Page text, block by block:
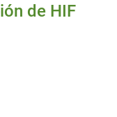
de HIF